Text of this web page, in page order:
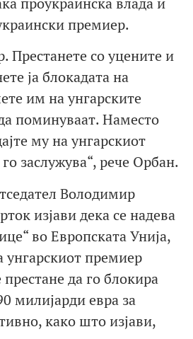
премиер.
Престанете со уцените и
ја блокадата на
им на унгарските
поминуваат. Наместо
му на унгарскиот
заслужува“, рече Орбан.
Володимир
изјави дека се надева
во Европската Унија,
унгарскиот премиер
да го блокира
милијарди евра за
како што изјави,